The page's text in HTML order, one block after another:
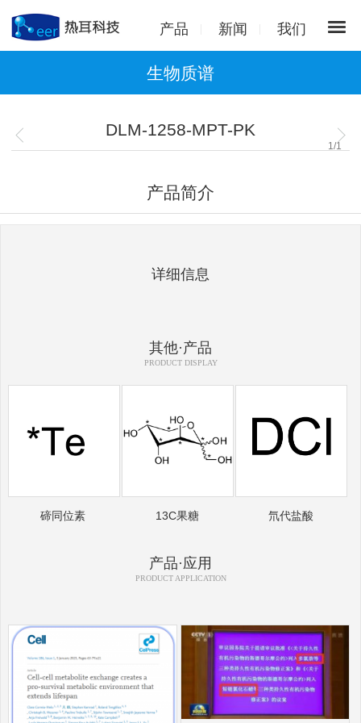
产品 新闻 我们
生物质谱
DLM-1258-MPT-PK
1 /1
产品简介
详细信息
其他·产品
PRODUCT DISPLAY
碲同位素 13C果糖 氘代盐酸
产品·应用
PRODUCT APPLICATION